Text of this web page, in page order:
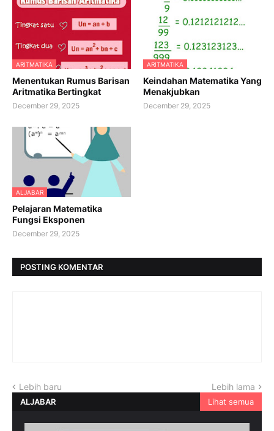
ARITMATIKA
Menentukan Rumus Barisan
Aritmatika Bertingkat
December 29, 2025
ARITMATIKA
Keindahan Matematika Yang
Menakjubkan
December 29, 2025
ALJABAR
Pelajaran Matematika
Fungsi Eksponen
December 29, 2025
POSTING KOMENTAR
Lebih baru Lebih lama
ALJABAR Lihat semua